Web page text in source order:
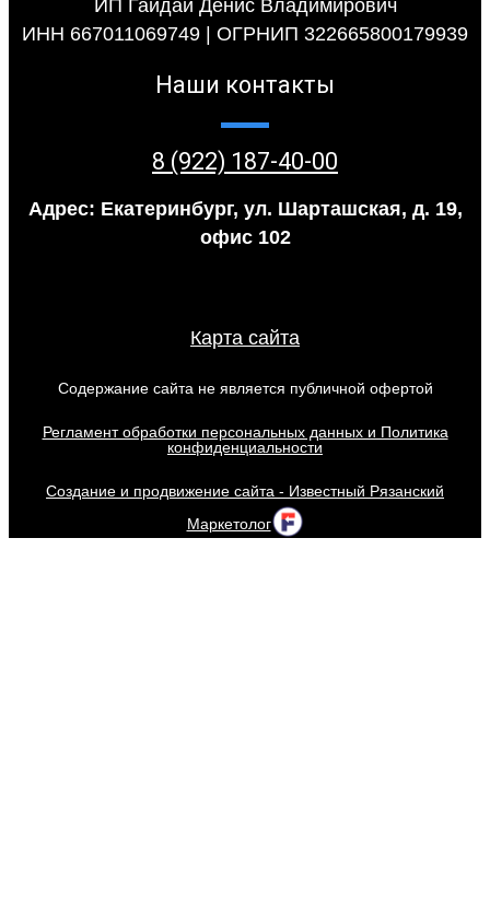
ИП Гайдай Денис Владимирович
ИНН 667011069749 | ОГРНИП 322665800179939
Наши контакты
8 (922) 187-40-00
Адрес: Екатеринбург, ул. Шарташская, д. 19,
офис 102
Карта сайта
Содержание сайта не является публичной офертой
Регламент обработки персональных данных и Политика
конфиденциальности
Создание и продвижение сайта - Известный Рязанский
Маркетолог